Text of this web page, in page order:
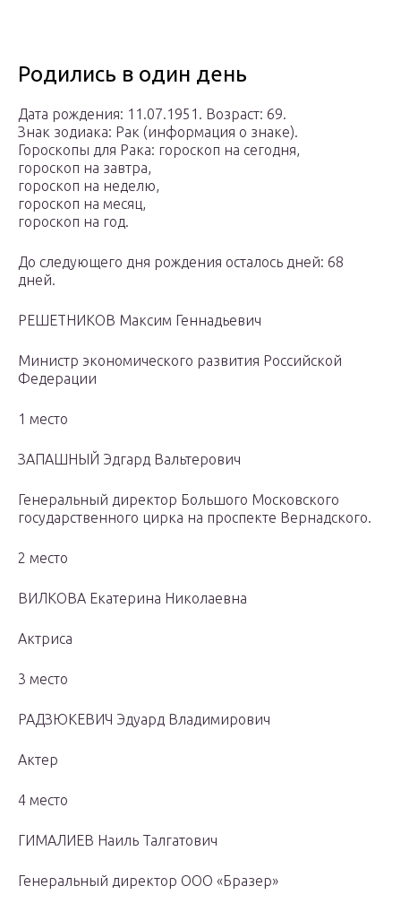
Родились в один день
Дата рождения: 11.07.1951. Возраст: 69.
Знак зодиака: Рак (информация о знаке).
Гороскопы для Рака: гороскоп на сегодня,
гороскоп на завтра,
гороскоп на неделю,
гороскоп на месяц,
гороскоп на год.
До следующего дня рождения осталось дней: 68
дней.
РЕШЕТНИКОВ Максим Геннадьевич
Министр экономического развития Российской
Федерации
1 место
ЗАПАШНЫЙ Эдгард Вальтерович
Генеральный директор Большого Московского
государственного цирка на проспекте Вернадского.
2 место
ВИЛКОВА Екатерина Николаевна
Актриса
3 место
РАДЗЮКЕВИЧ Эдуард Владимирович
Актер
4 место
ГИМАЛИЕВ Наиль Талгатович
Генеральный директор ООО «Бразер»